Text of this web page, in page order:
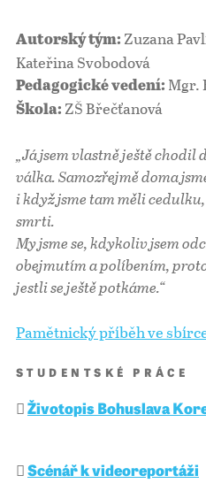
Autorský tým: Zuzana
Kateřina Svobodová
Pedagogické vedení: Mgr.
Škola: ZŠ Břečťanová
„Já jsem vlastně ještě chodil
válka. Samozřejmě doma
i když jsme tam měli
smrti.
My jsme se, kdykoliv jsem
obejmutím a políbením,
jestli se ještě potkáme.“
Pamětnický příběh ve
STUDENTSKÉ PRÁCE
Životopis Bohuslava
Scénář k videoreportáži